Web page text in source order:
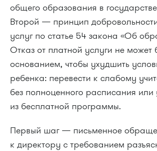
общего образования в
Второй — принцип
услуг по статье 54 закона «Об
Отказ от платной услуги не может
основанием, чтобы ухудшить
ребенка: перевести к слабому
без полноценного расписания или
из бесплатной программы.
Первый шаг — письменное
к директору с требованием